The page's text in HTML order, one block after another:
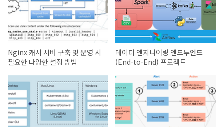
Nginx 캐시 서버 구축 및 운영 시
필요한 다양한 설정 방법
데이터 엔지니어링 엔드투엔드
(End-to-End) 프로젝트